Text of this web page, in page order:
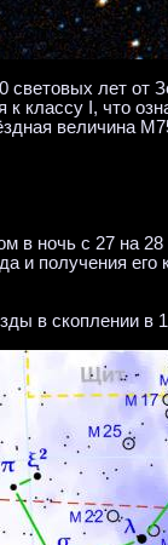
световых лет
к классу I, что
величина
ночь с 27 на 28
и получения
в скоплении в